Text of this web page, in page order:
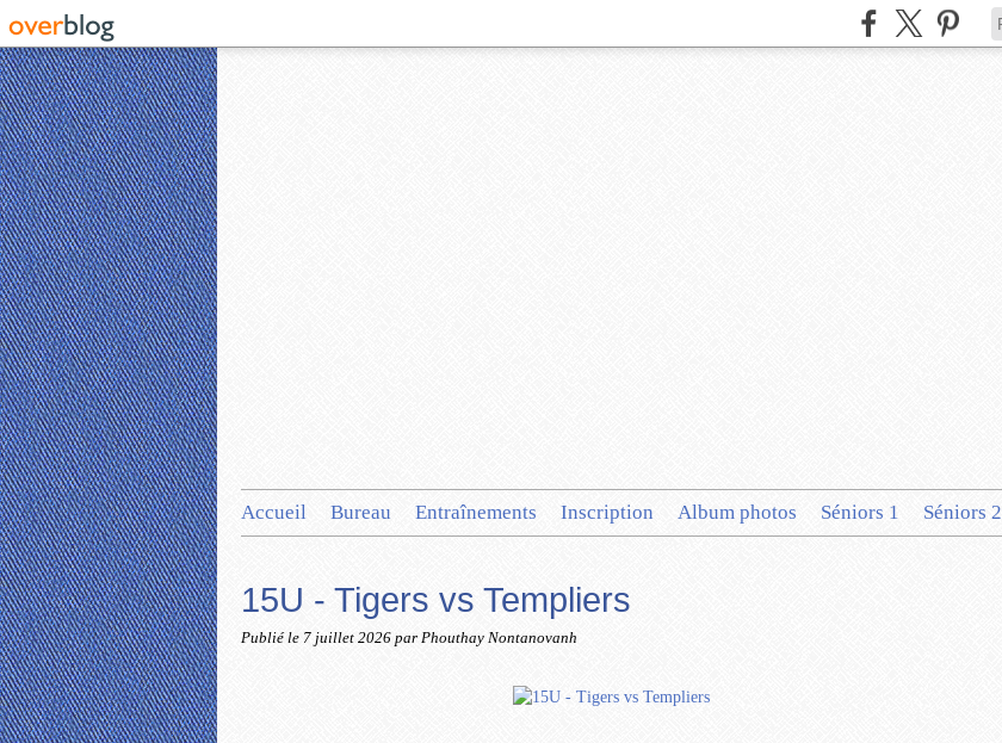
Accueil Bureau Entraînements Inscription Album photos Séniors 1 Séniors 2
15U - Tigers vs Templiers
Publié le 7 juillet 2026 par Phouthay Nontanovanh